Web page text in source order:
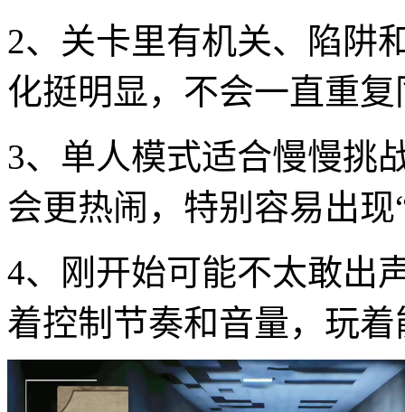
2、关卡里有机关、陷阱
化挺明显，不会一直重
3、单人模式适合慢慢挑
会更热闹，特别容易出
4、刚开始可能不太敢出
着控制节奏和音量，玩